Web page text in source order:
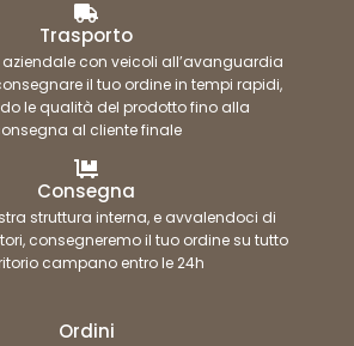
Trasporto
con veicoli all’avanguardia
il tuo ordine in tempi rapidi,
le qualità del prodotto fino alla
al cliente finale
Consegna
struttura interna, e avvalendoci di
consegneremo il tuo ordine su tutto
campano entro le 24h
Ordini